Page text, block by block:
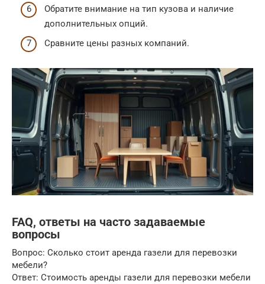
Обратите внимание на тип кузова и наличие
дополнительных опций.
Сравните цены разных компаний.
FAQ, ответы на часто задаваемые
вопросы
Вопрос: Сколько стоит аренда газели для перевозки
мебели?
Ответ: Стоимость аренды газели для перевозки мебели